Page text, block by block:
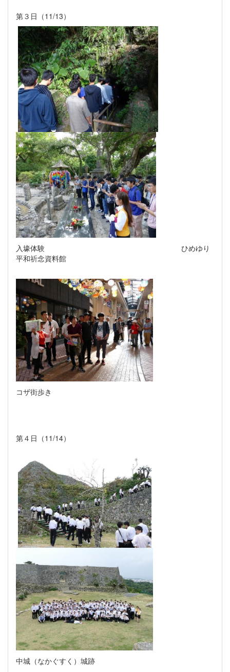
第３日（11/13）
入壕体験 ひめゆり
平和祈念資料館
コザ街歩き
第４日（11/14）
中城（なかぐすく）城跡